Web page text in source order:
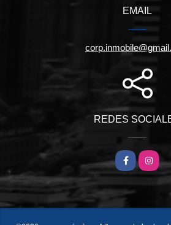
EMAIL
REDES
Facebook